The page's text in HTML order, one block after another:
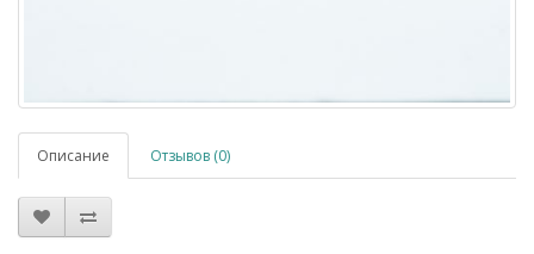
Описание Отзывов (0)